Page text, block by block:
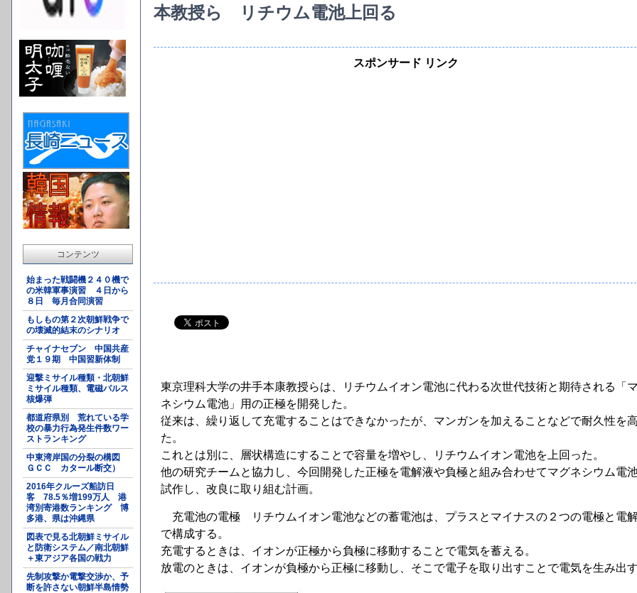
コンテンツ
始まった戦闘機２４０機で
の米韓軍事演習 ４日から
８日 毎月合同演習
もしもの第２次朝鮮戦争で
の壊滅的結末のシナリオ
チャイナセブン 中国共産
党１９期 中国習新体制
迎撃ミサイル種類・北朝鮮
ミサイル種類、電磁パルス
核爆弾
都道府県別 荒れている学
校の暴力行為発生件数ワー
ストランキング
中東湾岸国の分裂の構図
ＧＣＣ カタール断交）
2016年クルーズ船訪日
客 78.5％増199万人 港
湾別寄港数ランキング 博
多港、県は沖縄県
図表で見る北朝鮮ミサイル
と防衛システム／南北朝鮮
＋東アジア各国の戦力
先制攻撃か電撃交渉か、予
断を許さない朝鮮半島情勢
本教授ら リチウム電池上回る
スポンサード リンク
東京理科大学の井手本康教授らは、リチウムイオン電池に代わる次世代技術と期待される「
ネシウム電池」用の正極を開発した。
従来は、繰り返して充電することはできなかったが、マンガンを加えることなどで耐久性を
た。
これとは別に、層状構造にすることで容量を増やし、リチウムイオン電池を上回った。
他の研究チームと協力し、今回開発した正極を電解液や負極と組み合わせてマグネシウム電
試作し、改良に取り組む計画。
充電池の電極 リチウムイオン電池などの蓄電池は、プラスとマイナスの２つの電極と電
で構成する。
充電するときは、イオンが正極から負極に移動することで電気を蓄える。
放電のときは、イオンが負極から正極に移動し、そこで電子を取り出すことで電気を生み出す